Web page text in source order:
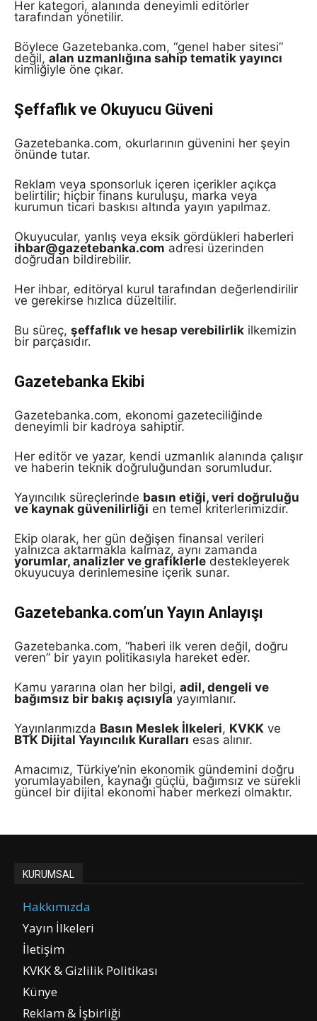
Her kategori, alanında deneyimli editörler
tarafından yönetilir.
Böylece Gazetebanka.com, “genel haber sitesi”
değil, alan uzmanlığına sahip tematik yayıncı
kimliğiyle öne çıkar.
Şeffaflık ve Okuyucu Güveni
Gazetebanka.com, okurlarının güvenini her şeyin
önünde tutar.
Reklam veya sponsorluk içeren içerikler açıkça
belirtilir; hiçbir finans kuruluşu, marka veya
kurumun ticari baskısı altında yayın yapılmaz.
Okuyucular, yanlış veya eksik gördükleri haberleri
ihbar@gazetebanka.com adresi üzerinden
doğrudan bildirebilir.
Her ihbar, editöryal kurul tarafından değerlendirilir
ve gerekirse hızlıca düzeltilir.
Bu süreç, şeffaflık ve hesap verebilirlik ilkemizin
bir parçasıdır.
Gazetebanka Ekibi
Gazetebanka.com, ekonomi gazeteciliğinde
deneyimli bir kadroya sahiptir.
Her editör ve yazar, kendi uzmanlık alanında çalışır
ve haberin teknik doğruluğundan sorumludur.
Yayıncılık süreçlerinde basın etiği, veri doğruluğu
ve kaynak güvenilirliği en temel kriterlerimizdir.
Ekip olarak, her gün değişen finansal verileri
yalnızca aktarmakla kalmaz, aynı zamanda
yorumlar, analizler ve grafiklerle destekleyerek
okuyucuya derinlemesine içerik sunar.
Gazetebanka.com’un Yayın Anlayışı
Gazetebanka.com, “haberi ilk veren değil, doğru
veren” bir yayın politikasıyla hareket eder.
Kamu yararına olan her bilgi, adil, dengeli ve
bağımsız bir bakış açısıyla yayımlanır.
Yayınlarımızda Basın Meslek İlkeleri, KVKK ve
BTK Dijital Yayıncılık Kuralları esas alınır.
Amacımız, Türkiye’nin ekonomik gündemini doğru
yorumlayabilen, kaynağı güçlü, bağımsız ve sürekli
güncel bir dijital ekonomi haber merkezi olmaktır.
KURUMSAL
Hakkımızda
Yayın İlkeleri
İletişim
KVKK & Gizlilik Politikası
Künye
Reklam & İşbirliği